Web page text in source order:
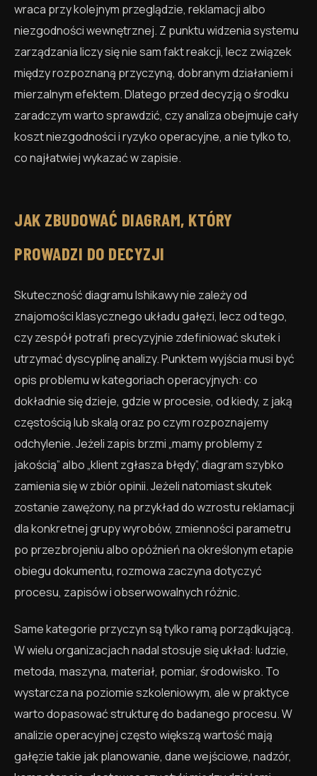
wraca przy kolejnym przeglądzie, reklamacji albo
niezgodności wewnętrznej. Z punktu widzenia systemu
zarządzania liczy się nie sam fakt reakcji, lecz związek
między rozpoznaną przyczyną, dobranym działaniem i
mierzalnym efektem. Dlatego przed decyzją o środku
zaradczym warto sprawdzić, czy analiza obejmuje cały
koszt niezgodności i ryzyko operacyjne, a nie tylko to,
co najłatwiej wykazać w zapisie.
JAK ZBUDOWAĆ DIAGRAM, KTÓRY
PROWADZI DO DECYZJI
Skuteczność diagramu Ishikawy nie zależy od
znajomości klasycznego układu gałęzi, lecz od tego,
czy zespół potrafi precyzyjnie zdefiniować skutek i
utrzymać dyscyplinę analizy. Punktem wyjścia musi być
opis problemu w kategoriach operacyjnych: co
dokładnie się dzieje, gdzie w procesie, od kiedy, z jaką
częstością lub skalą oraz po czym rozpoznajemy
odchylenie. Jeżeli zapis brzmi „mamy problemy z
jakością” albo „klient zgłasza błędy”, diagram szybko
zamienia się w zbiór opinii. Jeżeli natomiast skutek
zostanie zawężony, na przykład do wzrostu reklamacji
dla konkretnej grupy wyrobów, zmienności parametru
po przezbrojeniu albo opóźnień na określonym etapie
obiegu dokumentu, rozmowa zaczyna dotyczyć
procesu, zapisów i obserwowalnych różnic.
Same kategorie przyczyn są tylko ramą porządkującą.
W wielu organizacjach nadal stosuje się układ: ludzie,
metoda, maszyna, materiał, pomiar, środowisko. To
wystarcza na poziomie szkoleniowym, ale w praktyce
warto dopasować strukturę do badanego procesu. W
analizie operacyjnej często większą wartość mają
gałęzie takie jak planowanie, dane wejściowe, nadzór,